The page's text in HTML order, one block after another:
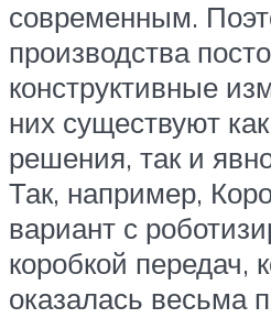
современным.
производства
конструктивные
них существуют
решения, так и
Так, например,
вариант с
коробкой передач,
оказалась весьма